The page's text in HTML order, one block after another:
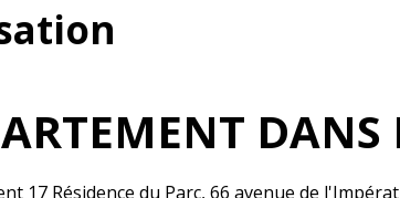
DANS
17 Résidence du Parc, 66 avenue de